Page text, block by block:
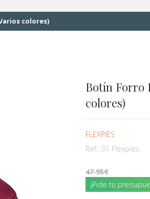
colores)
Botín Forro
colores)
FLEXPIES
Ref.: 01 Flexpies
47.95
¡Pide tu